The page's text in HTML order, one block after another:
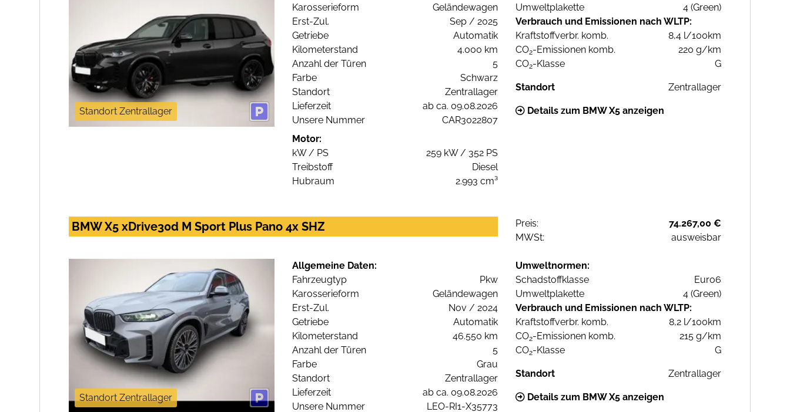
Standort Zentrallager
Karosserieform
Geländewagen
Erst-Zul.
Sep / 2025
Getriebe
Automatik
Kilometerstand
4.000 km
Anzahl der Türen
5
Farbe
Schwarz
Standort
Zentrallager
Lieferzeit
ab ca. 09.08.2026
Unsere Nummer
CAR3022807
Motor:
kW / PS
259 kW / 352 PS
Treibstoff
Diesel
Hubraum
2.993 cm³
Umweltplakette
4 (Green)
Verbrauch und Emissionen nach WLTP:
Kraftstoffverbr. komb.
8,4 l/100km
CO2-Emissionen komb.
220 g/km
CO2-Klasse G
Standort Zentrallager
Details zum BMW X5 anzeigen
BMW X5 xDrive30d M Sport Plus Pano 4x SHZ Preis:
74.267,00 €
MWSt:
ausweisbar
Standort Zentrallager
Allgemeine Daten:
Fahrzeugtyp
Pkw
Karosserieform
Geländewagen
Erst-Zul.
Nov / 2024
Getriebe
Automatik
Kilometerstand
46.550 km
Anzahl der Türen
5
Farbe
Grau
Standort
Zentrallager
Lieferzeit
ab ca. 09.08.2026
Unsere Nummer
LEO-RI1-X35773
Umweltnormen:
Schadstoffklasse
Euro6
Umweltplakette
4 (Green)
Verbrauch und Emissionen nach WLTP:
Kraftstoffverbr. komb.
8,2 l/100km
CO2-Emissionen komb.
215 g/km
CO2-Klasse G
Standort Zentrallager
Details zum BMW X5 anzeigen